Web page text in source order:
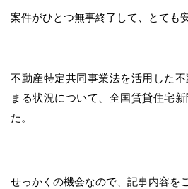
案件がひとつ無事終了して、とても
不動産特定共同事業法を活用した
まる状況について、全国賃貸住宅
た。
せっかくの機会なので、記事内容を